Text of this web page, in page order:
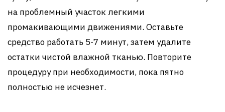
на проблемный участок легкими
промакивающими движениями. Оставьте
средство работать 5-7 минут, затем удалите
остатки чистой влажной тканью. Повторите
процедуру при необходимости, пока пятно
полностью не исчезнет.